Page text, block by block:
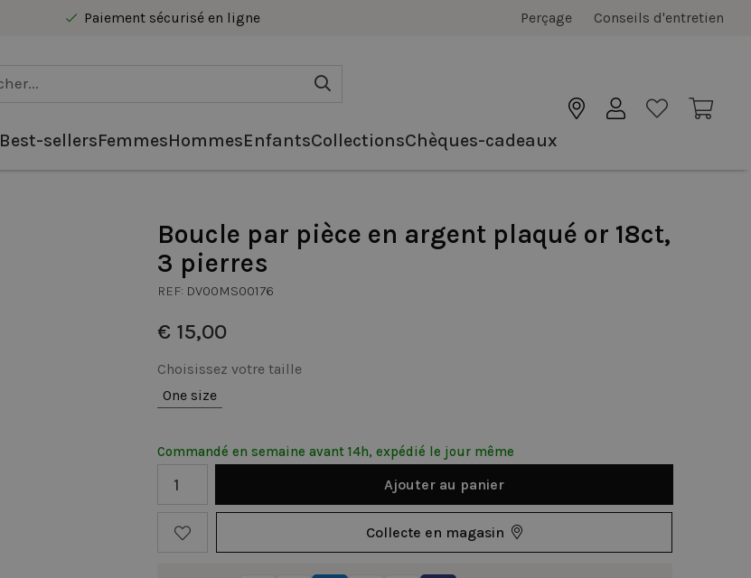
Paiement sécurisé en ligne
Perçage Conseils d'entretien
Best-sellersFemmesHommesEnfantsCollectionsChèques-cadeaux
Boucle par pièce en argent plaqué or 18ct,
3 pierres
REF: DV00MS00176
€ 15,00
Choisissez votre taille
One size
Commandé en semaine avant 14h, expédié le jour même
Ajouter au panier
Collecte en magasin